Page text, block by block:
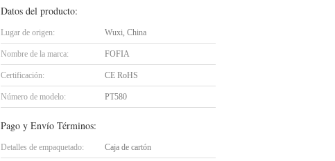
Datos del producto:
Lugar de origen: Wuxi, China
Nombre de la marca: FOFIA
Certificación: CE RoHS
Número de modelo: PT580
Pago y Envío Términos:
Detalles de empaquetado: Caja de cartón